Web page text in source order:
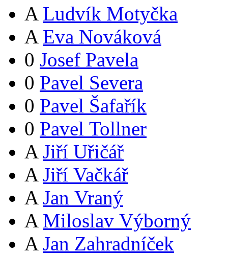
A Ludvík Motyčka
A Eva Nováková
0 Josef Pavela
0 Pavel Severa
0 Pavel Šafařík
0 Pavel Tollner
A Jiří Uřičář
A Jiří Vačkář
A Jan Vraný
A Miloslav Výborný
A Jan Zahradníček